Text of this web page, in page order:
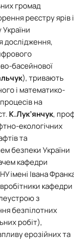
громад
реєстру ярів і
України
дослідження,
басейнової
), тривають
і математико-
на
К.Лук’янчук,
екологічних
та
безпеки України
кафедри
імені Івана
кафедри
з
безпілотних
робіт),
ерозійних та